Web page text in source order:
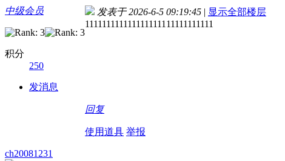
中级会员
积分
250
发消息
发表于 2026-6-5 09:19:45 | 显示全部楼层
111111111111111111111111111111
回复
使用道具 举报
ch20081231